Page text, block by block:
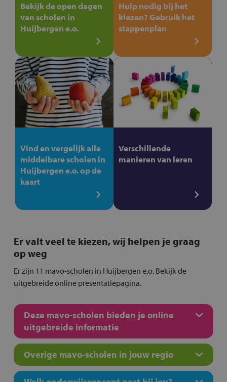
Bekijk de open dagen
van scholen in
Huijbergen e.o.
Hulp nodig bij het
kiezen? Gebruik het
stappenplan
Vind en vergelijk alle
middelbare scholen in
Huijbergen e.o. op de
kaart
Verschillende
manieren van leren
Er valt veel te kiezen, wij helpen je graag
op weg
Er zijn 11 mavo-scholen in Huijbergen e.o. Bekijk de
uitgebreide online presentatiepagina.
Deze mavo-scholen bieden je online
uitgebreide informatie
Overige mavo-scholen in jouw regio